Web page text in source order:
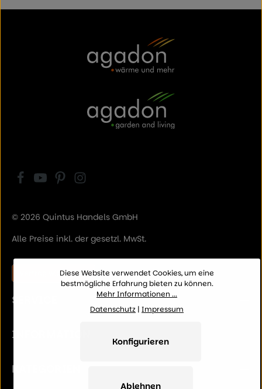
© 2026 Quintus Handels GmbH
Alle Preise inkl. der gesetzl. MwSt.
Vertrag widerrufen
SERVICE
INFORMATION
KATEGORIEN
Diese Website verwendet Cookies, um eine
bestmögliche Erfahrung bieten zu können.
Mehr Informationen ...
Datenschutz | Impressum
Ablehnen
Konfigurieren